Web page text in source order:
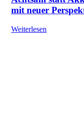
mit neuer
Weiterlesen